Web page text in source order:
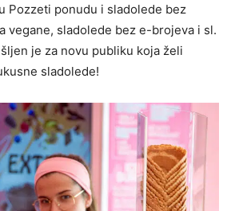
Pozzeti ponudu i sladolede bez
vegane, sladolede bez e-brojeva i sl.
je za novu publiku koja želi
sladolede!